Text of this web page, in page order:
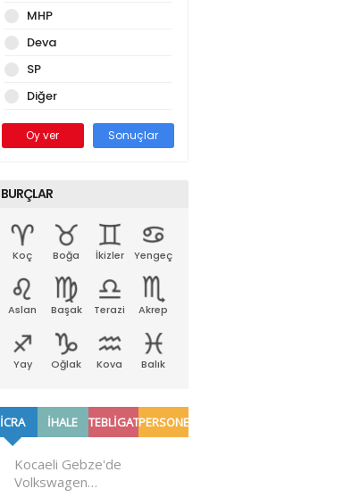
MHP
Deva
SP
Diğer
Oy ver Sonuçlar
BURÇLAR
Koç Boğa İkizler Yengeç
Aslan Başak Terazi Akrep
Yay Oğlak Kova Balık